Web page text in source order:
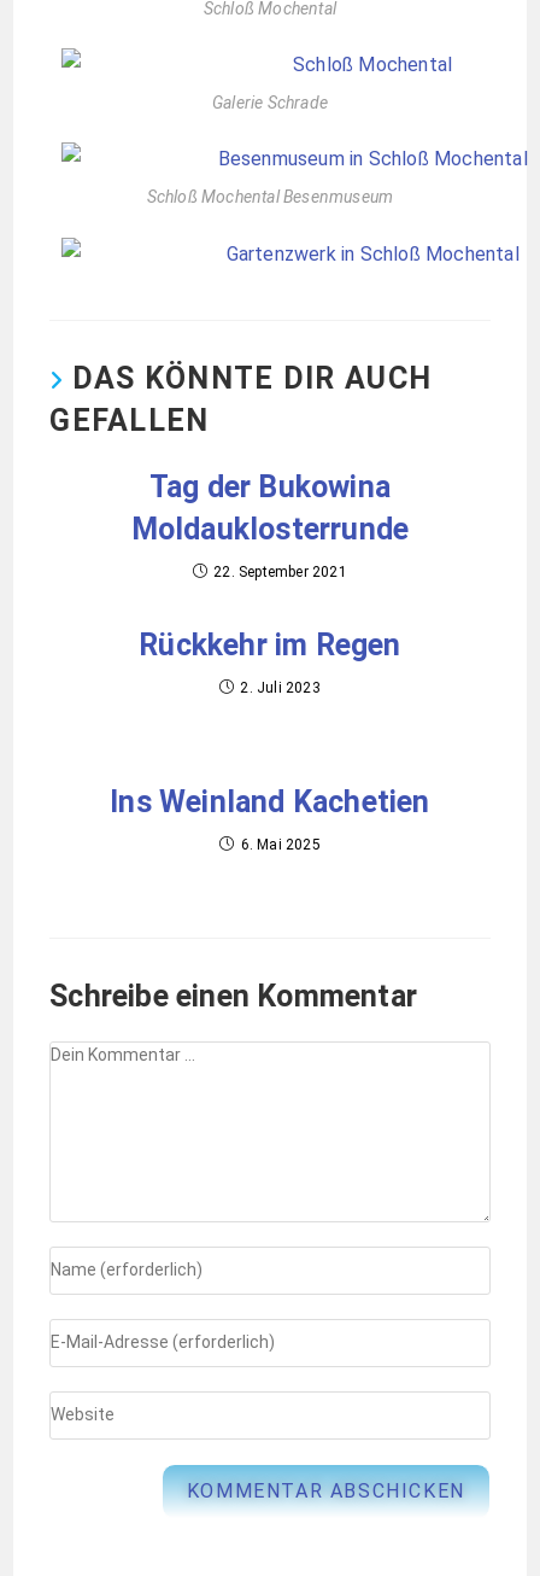
Schloß Mochental
Galerie Schrade
Schloß Mochental Besenmuseum
DAS KÖNNTE DIR AUCH
GEFALLEN
Tag der Bukowina
Moldauklosterrunde
22. September 2021
Rückkehr im Regen
2. Juli 2023
Ins Weinland Kachetien
6. Mai 2025
Schreibe einen Kommentar